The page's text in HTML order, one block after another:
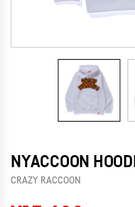
NYACCOON
CRAZY RACCOON